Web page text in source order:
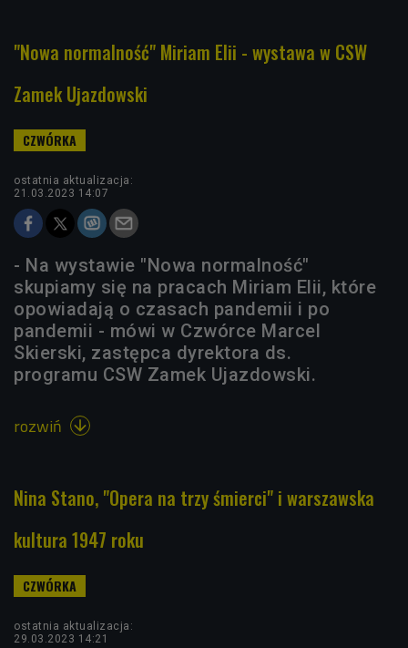
"Nowa normalność" Miriam Elii - wystawa w CSW
Zamek Ujazdowski
ostatnia aktualizacja:
21.03.2023 14:07
- Na wystawie "Nowa normalność"
skupiamy się na pracach Miriam Elii, które
opowiadają o czasach pandemii i po
pandemii - mówi w Czwórce Marcel
Skierski, zastępca dyrektora ds.
programu CSW Zamek Ujazdowski.
rozwiń 
Nina Stano, "Opera na trzy śmierci" i warszawska
kultura 1947 roku
ostatnia aktualizacja:
29.03.2023 14:21